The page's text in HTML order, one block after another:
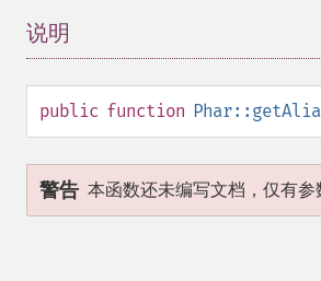
说明
public function
警告 本函数还未编写文档，仅有参